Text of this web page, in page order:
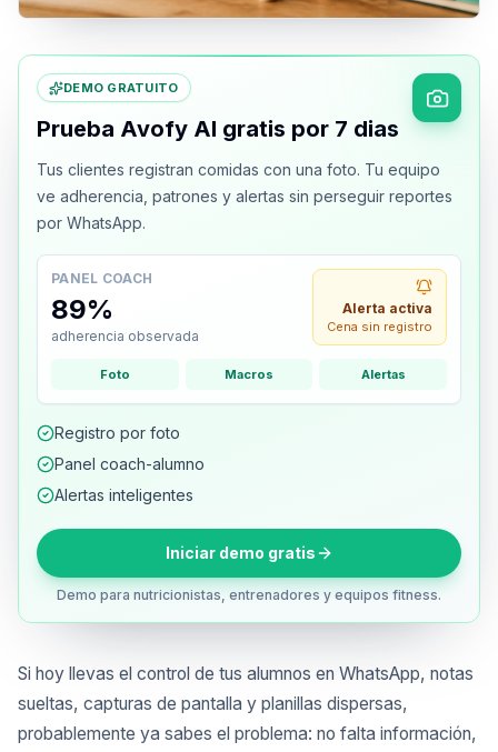
DEMO GRATUITO
Prueba Avofy AI gratis por 7 dias
Tus clientes registran comidas con una foto. Tu equipo
ve adherencia, patrones y alertas sin perseguir reportes
por WhatsApp.
PANEL COACH
89%
adherencia observada
Alerta activa
Cena sin registro
Foto Macros Alertas
Registro por foto
Panel coach-alumno
Alertas inteligentes
Iniciar demo gratis
Demo para nutricionistas, entrenadores y equipos fitness.
Si hoy llevas el control de tus alumnos en WhatsApp, notas
sueltas, capturas de pantalla y planillas dispersas,
probablemente ya sabes el problema: no falta información,